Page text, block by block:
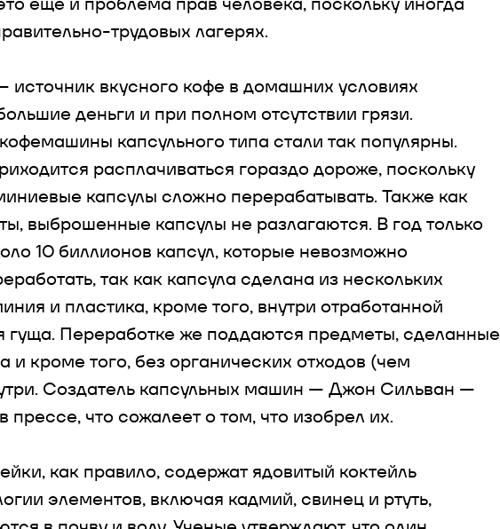
трудовых лагерях.
вкусного кофе в домашних условиях
деньги и при полном отсутствии грязи.
капсульного типа стали так популярны.
расплачиваться гораздо дороже, поскольку
капсулы сложно перерабатывать. Также как
выброшенные капсулы не разлагаются. В год только
10 биллионов капсул, которые невозможно
так как капсула сделана из нескольких
и пластика, кроме того, внутри отработанной
гуща. Переработке же поддаются предметы, сделанные
и кроме того, без органических отходов (чем
Создатель капсульных машин — Джон Сильван —
прессе, что сожалеет о том, что изобрел их.
как правило, содержат ядовитый коктейль
элементов, включая кадмий, свинец и ртуть,